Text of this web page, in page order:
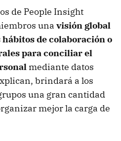
de People Insight
una visión global
de colaboración o
para conciliar el
mediante datos
brindará a los
una gran cantidad
mejor la carga de